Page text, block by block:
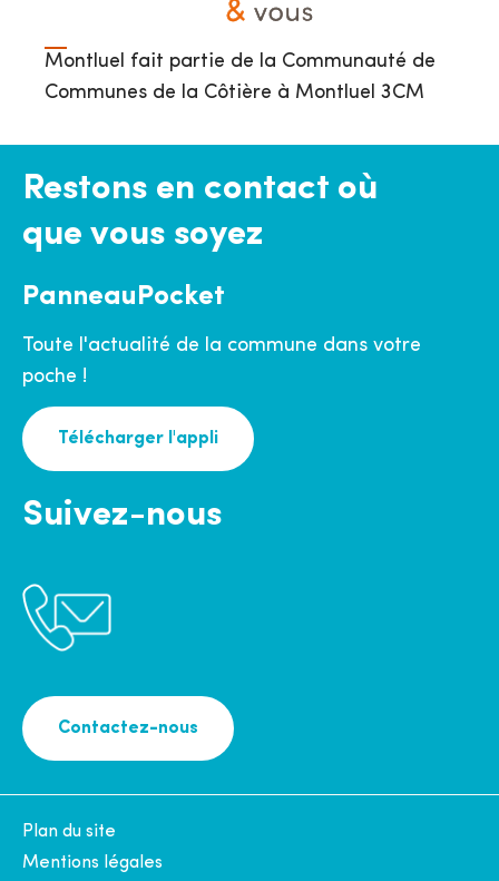
Montluel fait partie de la Communauté de
Communes de la Côtière à Montluel 3CM
Restons en contact où
que vous soyez
PanneauPocket
Toute l'actualité de la commune dans votre
poche !
Télécharger l'appli
Suivez-nous
Contactez-nous
Plan du site
Mentions légales